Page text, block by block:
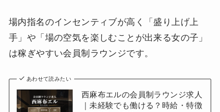
場内指名のインセンティブが高く「盛り上げ上
手」や「場の空気を楽しむことが出来る女の子」
は稼ぎやすい会員制ラウンジです。
あわせて読みたい
西麻布エルの会員制ラウンジ求人
｜未経験でも働ける？時給・特徴